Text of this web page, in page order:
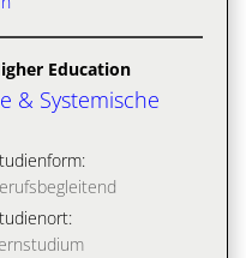
Education
& Systemische